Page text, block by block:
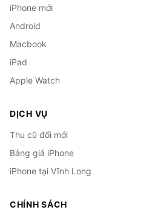
iPhone mới
Android
Macbook
iPad
Apple Watch
DỊCH VỤ
Thu cũ đổi mới
Bảng giá iPhone
iPhone tại Vĩnh Long
CHÍNH SÁCH